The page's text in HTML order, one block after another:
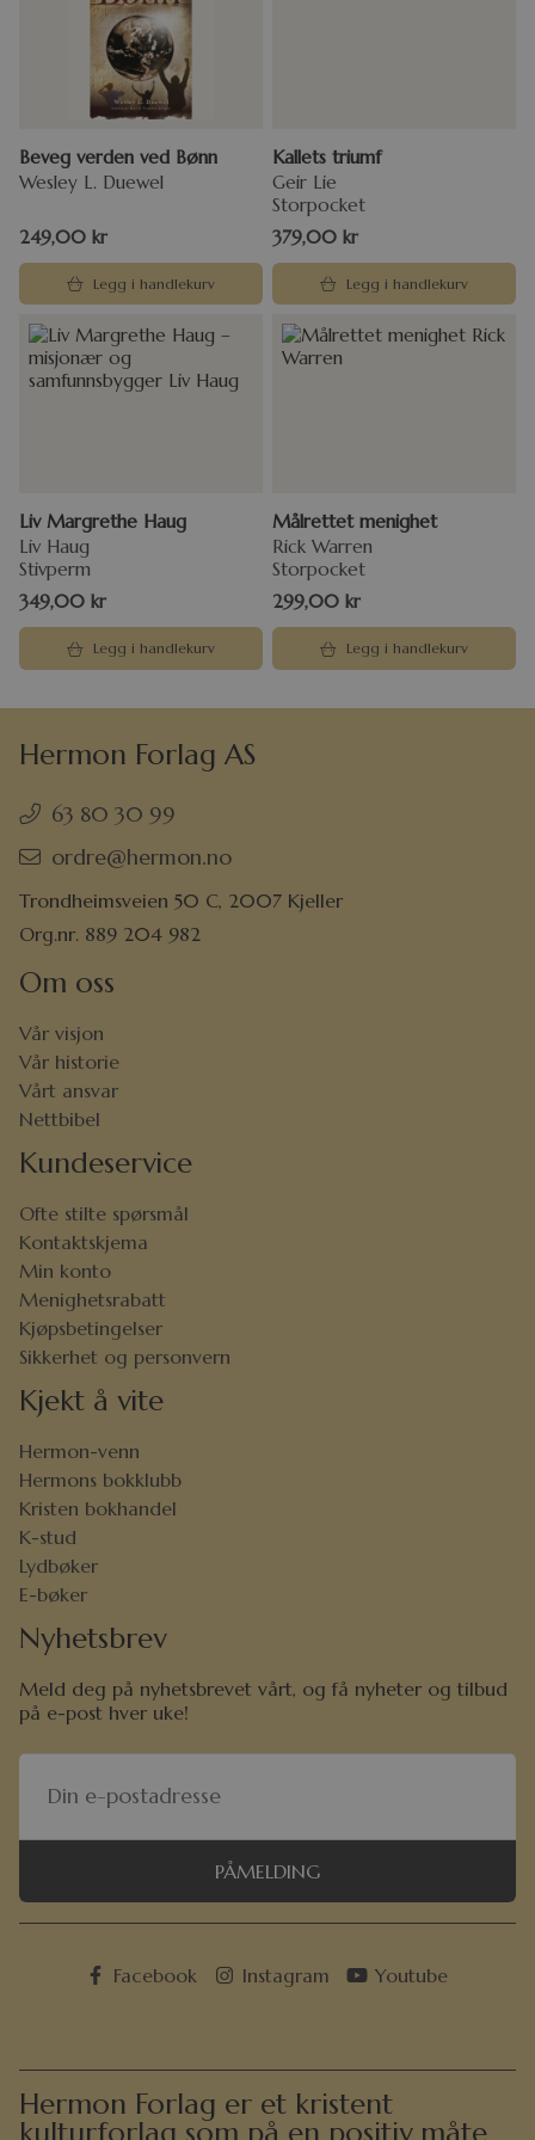
Beveg verden ved Bønn
Wesley L. Duewel
249,00 kr
Legg i handlekurv
Kallets triumf
Geir Lie
Storpocket
379,00 kr
Legg i handlekurv
Liv Margrethe Haug
Liv Haug
Stivperm
349,00 kr
Legg i handlekurv
Målrettet menighet
Rick Warren
Storpocket
299,00 kr
Legg i handlekurv
Hermon Forlag AS
63 80 30 99
ordre@hermon.no
Trondheimsveien 50 C, 2007 Kjeller
Org.nr. 889 204 982
Om oss
Vår visjon
Vår historie
Vårt ansvar
Nettbibel
Kundeservice
Ofte stilte spørsmål
Kontaktskjema
Min konto
Menighetsrabatt
Kjøpsbetingelser
Sikkerhet og personvern
Kjekt å vite
Hermon-venn
Hermons bokklubb
Kristen bokhandel
K-stud
Lydbøker
E-bøker
Nyhetsbrev
Meld deg på nyhetsbrevet vårt, og få nyheter og tilbud
på e-post hver uke!
PÅMELDING
Facebook Instagram Youtube
Hermon Forlag er et kristent
kulturforlag som på en positiv måte